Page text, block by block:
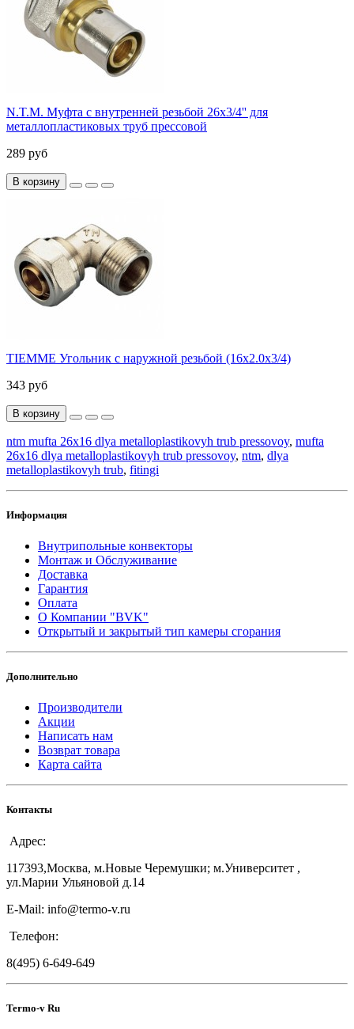
N.T.M. Муфта с внутренней резьбой 26x3/4'' для
металлопластиковых труб прессовой
289 руб
В корзину
TIEMME Угольник с наружной резьбой (16х2.0х3/4)
343 руб
В корзину
ntm mufta 26x16 dlya metalloplastikovyh trub pressovoy, mufta
26x16 dlya metalloplastikovyh trub pressovoy, ntm, dlya
metalloplastikovyh trub, fitingi
Информация
Внутрипольные конвекторы
Монтаж и Обслуживание
Доставка
Гарантия
Оплата
О Компании "BVK"
Открытый и закрытый тип камеры сгорания
Дополнительно
Производители
Акции
Написать нам
Возврат товара
Карта сайта
Контакты
Адрес:
117393,Москва, м.Новые Черемушки; м.Университет ,
ул.Марии Ульяновой д.14
E-Mail: info@termo-v.ru
Телефон:
8(495) 6-649-649
Termo-v Ru